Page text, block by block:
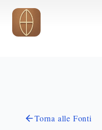
Vai al contenuto
Torna alle Fonti